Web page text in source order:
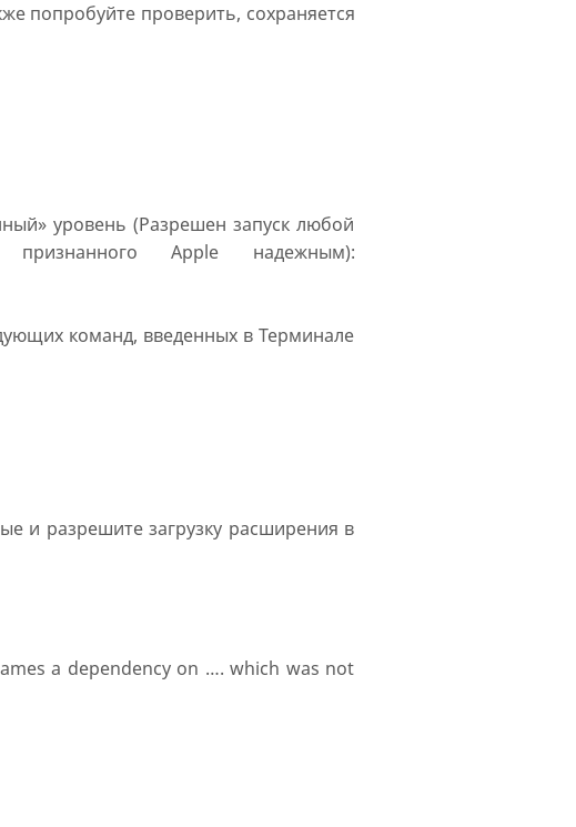
попробуйте проверить, сохраняется
уровень (Разрешен запуск любой
Apple надежным):
команд, введенных в Терминале
и разрешите загрузку расширения в
a dependency on …. which was not